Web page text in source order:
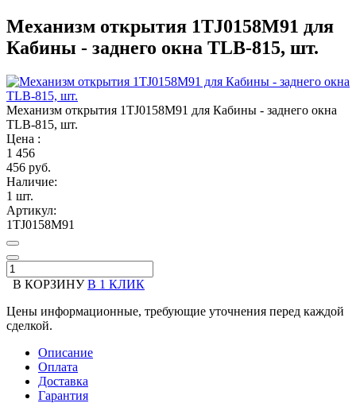
Механизм открытия 1TJ0158M91 для
Кабины - заднего окна TLB-815, шт.
Механизм открытия 1TJ0158M91 для Кабины - заднего окна
TLB-815, шт.
Цена :
1 456
456 руб.
Наличие:
1 шт.
Артикул:
1TJ0158M91
В КОРЗИНУ В 1 КЛИК
Цены информационные, требующие уточнения перед каждой
сделкой.
Описание
Оплата
Доставка
Гарантия